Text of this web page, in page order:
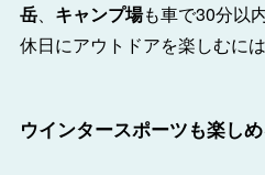
岳、 キャンプ場も車で30分以
休日にアウトドアを楽しむに
ウインタースポーツも楽し